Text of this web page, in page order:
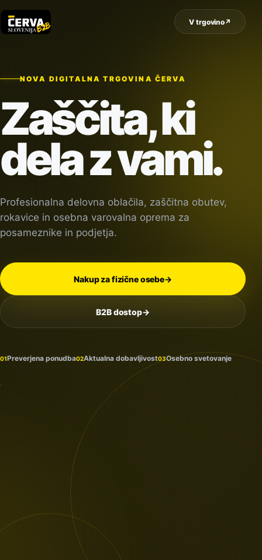
V trgovino↗
NOVA DIGITALNA TRGOVINA ČERVA
Zaščita, ki
dela z vami.
Profesionalna delovna oblačila, zaščitna obutev,
rokavice in osebna varovalna oprema za
posameznike in podjetja.
Nakup za fizične osebe→
B2B dostop→
01Preverjena ponudba02Aktualna dobavljivost03Osebno svetovanje
Na
prihaja